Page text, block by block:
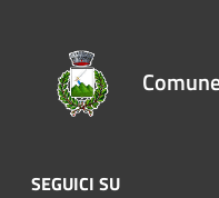
SEGUICI SU